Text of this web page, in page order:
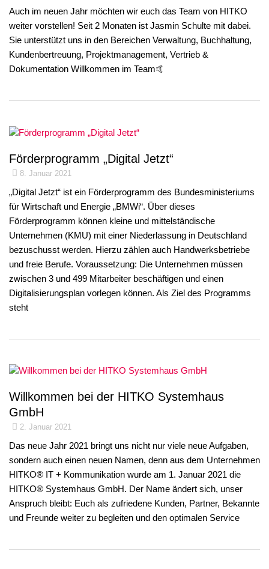
Auch im neuen Jahr möchten wir euch das Team von HITKO
weiter vorstellen! Seit 2 Monaten ist Jasmin Schulte mit dabei.
Sie unterstützt uns in den Bereichen Verwaltung, Buchhaltung,
Kundenbertreuung, Projektmanagement, Vertrieb &
Dokumentation Willkommen im Team🤙
Förderprogramm „Digital Jetzt“
8. Januar 2021
„Digital Jetzt“ ist ein Förderprogramm des Bundesministeriums
für Wirtschaft und Energie „BMWi“. Über dieses
Förderprogramm können kleine und mittelständische
Unternehmen (KMU) mit einer Niederlassung in Deutschland
bezuschusst werden. Hierzu zählen auch Handwerksbetriebe
und freie Berufe. Voraussetzung: Die Unternehmen müssen
zwischen 3 und 499 Mitarbeiter beschäftigen und einen
Digitalisierungsplan vorlegen können. Als Ziel des Programms
steht
Willkommen bei der HITKO Systemhaus
GmbH
2. Januar 2021
Das neue Jahr 2021 bringt uns nicht nur viele neue Aufgaben,
sondern auch einen neuen Namen, denn aus dem Unternehmen
HITKO® IT + Kommunikation wurde am 1. Januar 2021 die
HITKO® Systemhaus GmbH. Der Name ändert sich, unser
Anspruch bleibt: Euch als zufriedene Kunden, Partner, Bekannte
und Freunde weiter zu begleiten und den optimalen Service